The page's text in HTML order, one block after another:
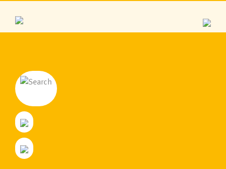
Dienstleistungen A-Z
Bürgermeldungen auf CITIES
Anträge, Formulare
Elektronischer Zustelldienst
Abgaben, Tarife, Gebühren